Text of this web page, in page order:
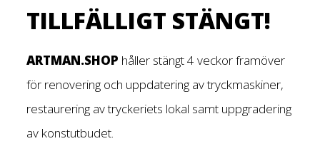
TILLFÄLLIGT STÄNGT!
ARTMAN.SHOP håller stängt 4 veckor framöver
för renovering och uppdatering av tryckmaskiner,
restaurering av tryckeriets lokal samt uppgradering
av konstutbudet.